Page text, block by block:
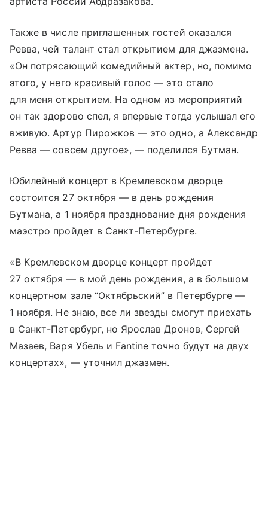
Также в числе приглашенных гостей оказался
Ревва, чей талант стал открытием для джазмена.
«Он потрясающий комедийный актер, но, помимо
этого, у него красивый голос — это стало
для меня открытием. На одном из мероприятий
он так здорово спел, я впервые тогда услышал его
вживую. Артур Пирожков — это одно, а Александр
Ревва — совсем другое», — поделился Бутман.
Юбилейный концерт в Кремлевском дворце
состоится 27 октября — в день рождения
Бутмана, а 1 ноября празднование дня рождения
маэстро пройдет в Санкт-Петербурге.
«В Кремлевском дворце концерт пройдет
27 октября — в мой день рождения, а в большом
концертном зале “Октябрьский” в Петербурге —
1 ноября. Не знаю, все ли звезды смогут приехать
в Санкт-Петербург, но Ярослав Дронов, Сергей
Мазаев, Варя Убель и Fantine точно будут на двух
концертах», — уточнил джазмен.